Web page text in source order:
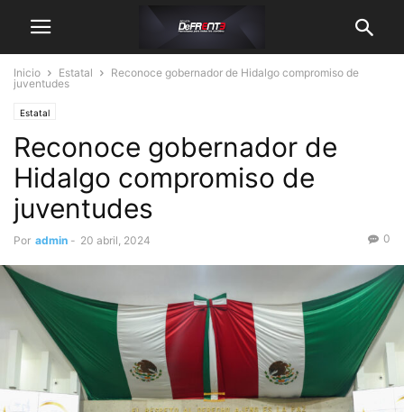
Inicio Estatal
Reconoce gobernador de Hidalgo compromiso de
juventudes
Estatal
Reconoce gobernador de
Hidalgo compromiso de
juventudes
Por admin - 20 abril, 2024 0